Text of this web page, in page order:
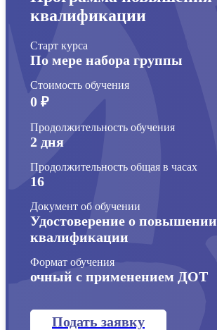
квалификации
Старт курса
По мере набора группы
Стоимость обучения
0 ₽
Продолжительность обучения
2 дня
Продолжительность общая в часах
16
Документ об обучении
Удостоверение о повышении
квалификации
Формат обучения
очный с применением ДОТ
Подать заявку